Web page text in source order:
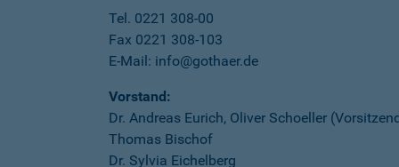
Tel. 0221 308-00
Fax 0221 308-103
E-Mail: info@gothaer.de
Vorstand:
Dr. Andreas Eurich, Oliver Schoeller
Thomas Bischof
Dr. Sylvia Eichelberg